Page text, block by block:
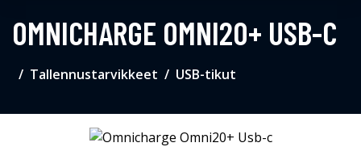
OMNICHARGE OMNI20+ USB-C
Tallennustarvikkeet USB-tikut